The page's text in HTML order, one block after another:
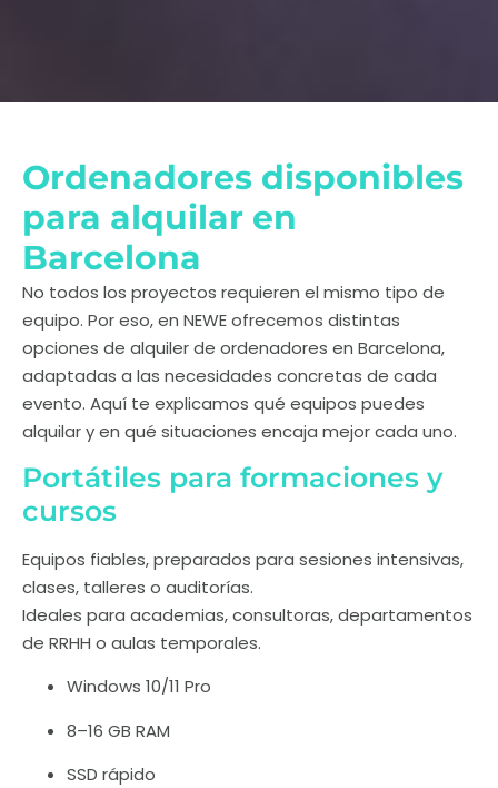
Ordenadores disponibles
para alquilar en
Barcelona
No todos los proyectos requieren el mismo tipo de
equipo. Por eso, en NEWE ofrecemos distintas
opciones de alquiler de ordenadores en Barcelona,
adaptadas a las necesidades concretas de cada
evento. Aquí te explicamos qué equipos puedes
alquilar y en qué situaciones encaja mejor cada uno.
Portátiles para formaciones y
cursos
Equipos fiables, preparados para sesiones intensivas,
clases, talleres o auditorías.
Ideales para academias, consultoras, departamentos
de RRHH o aulas temporales.
Windows 10/11 Pro
8–16 GB RAM
SSD rápido